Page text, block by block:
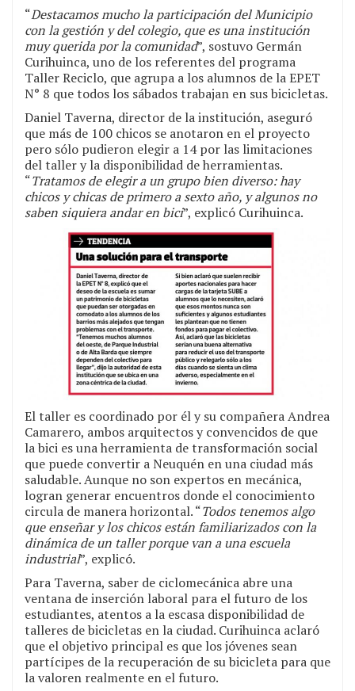
“Destacamos mucho la participación del Municipio
con la gestión y del colegio, que es una institución
muy querida por la comunidad”, sostuvo Germán
Curihuinca, uno de los referentes del programa
Taller Reciclo, que agrupa a los alumnos de la EPET
N° 8 que todos los sábados trabajan en sus bicicletas.
Daniel Taverna, director de la institución, aseguró
que más de 100 chicos se anotaron en el proyecto
pero sólo pudieron elegir a 14 por las limitaciones
del taller y la disponibilidad de herramientas.
“Tratamos de elegir a un grupo bien diverso: hay
chicos y chicas de primero a sexto año, y algunos no
saben siquiera andar en bici”, explicó Curihuinca.
El taller es coordinado por él y su compañera Andrea
Camarero, ambos arquitectos y convencidos de que
la bici es una herramienta de transformación social
que puede convertir a Neuquén en una ciudad más
saludable. Aunque no son expertos en mecánica,
logran generar encuentros donde el conocimiento
circula de manera horizontal. “Todos tenemos algo
que enseñar y los chicos están familiarizados con la
dinámica de un taller porque van a una escuela
industrial”, explicó.
Para Taverna, saber de ciclomecánica abre una
ventana de inserción laboral para el futuro de los
estudiantes, atentos a la escasa disponibilidad de
talleres de bicicletas en la ciudad. Curihuinca aclaró
que el objetivo principal es que los jóvenes sean
partícipes de la recuperación de su bicicleta para que
la valoren realmente en el futuro.